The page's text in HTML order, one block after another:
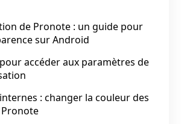
de Pronote : un guide pour
sur Android
accéder aux paramètres de
: changer la couleur des